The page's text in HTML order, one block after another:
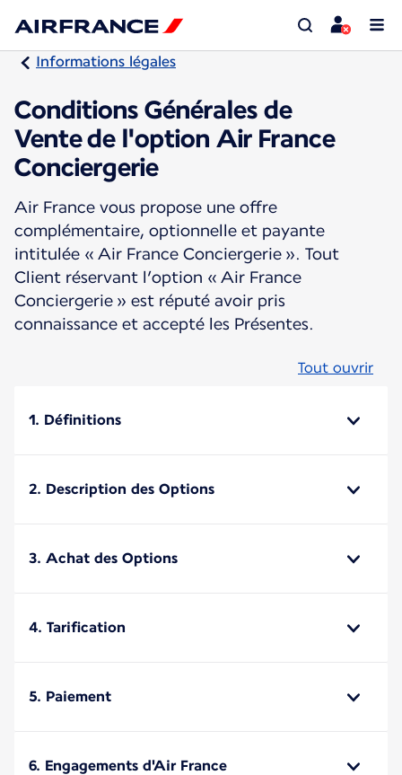
Informations légales
Conditions Générales de
Vente de l'option Air France
Conciergerie
Air France vous propose une offre
complémentaire, optionnelle et payante
intitulée « Air France Conciergerie ». Tout
Client réservant l’option « Air France
Conciergerie » est réputé avoir pris
connaissance et accepté les Présentes.
Tout ouvrir
1. Définitions
2. Description des Options
3. Achat des Options
4. Tarification
5. Paiement
6. Engagements d'Air France